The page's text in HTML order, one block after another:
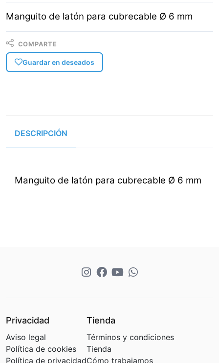
Manguito de latón para cubrecable Ø 6 mm
COMPARTE
Guardar en deseados
DESCRIPCIÓN
Manguito de latón para cubrecable Ø 6 mm
Privacidad
Aviso legal
Política de cookies
Política de privacidad
Tienda
Términos y condiciones
Tienda
Cómo trabajamos